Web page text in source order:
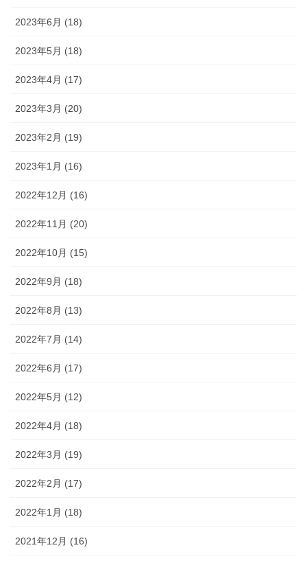
2023年6月 (18)
2023年5月 (18)
2023年4月 (17)
2023年3月 (20)
2023年2月 (19)
2023年1月 (16)
2022年12月 (16)
2022年11月 (20)
2022年10月 (15)
2022年9月 (18)
2022年8月 (13)
2022年7月 (14)
2022年6月 (17)
2022年5月 (12)
2022年4月 (18)
2022年3月 (19)
2022年2月 (17)
2022年1月 (18)
2021年12月 (16)